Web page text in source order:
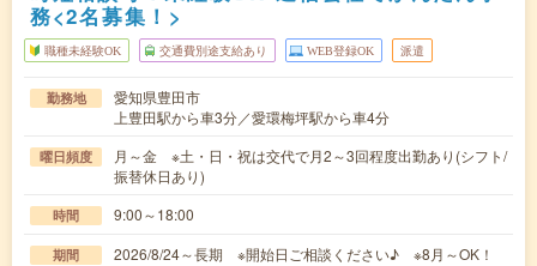
務<2名募集！>
職種未経験OK 交通費別途支給あり WEB登録OK 派遣
勤務地
愛知県豊田市
上豊田駅から車3分／愛環梅坪駅から車4分
曜日頻度
月～金 ※土・日・祝は交代で月2～3回程度出勤あり(シフト/
振替休日あり)
時間 9:00～18:00
期間 2026/8/24～長期 ※開始日ご相談ください♪ ※8月～OK！